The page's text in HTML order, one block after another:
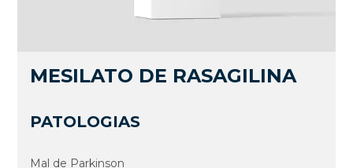
MESILATO DE RASAGILINA
PATOLOGIAS
Mal de Parkinson